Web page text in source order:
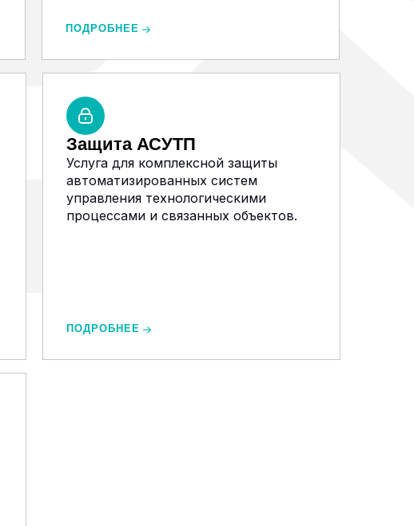
ПОДРОБНЕЕ
Защита АСУТП
Услуга для комплексной защиты
автоматизированных систем
управления технологическими
процессами и связанных объектов.
ПОДРОБНЕЕ